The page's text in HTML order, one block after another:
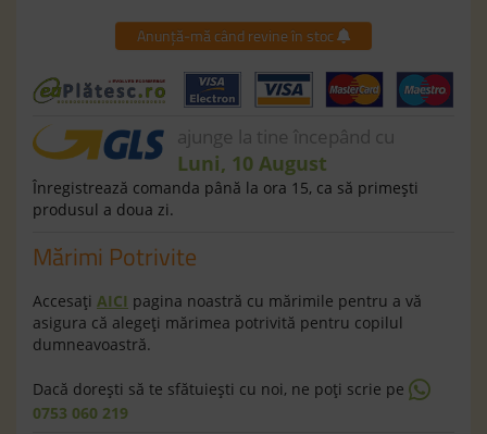
Anunță-mă când revine în stoc
ajunge la tine începând cu
Luni, 10 August
Înregistrează comanda până la ora 15, ca să primeşti
produsul a doua zi.
Mărimi Potrivite
Accesaţi AICI pagina noastră cu mărimile pentru a vă
asigura că alegeţi mărimea potrivită pentru copilul
dumneavoastră.
Dacă doreşti să te sfătuieşti cu noi, ne poţi scrie pe
0753 060 219